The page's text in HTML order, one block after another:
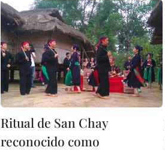
Ritual de San Chay
reconocido como